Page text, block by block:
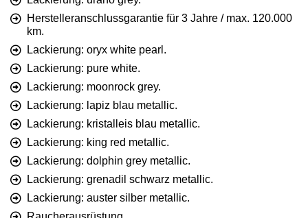
Herstelleranschlussgarantie für 3 Jahre / max. 120.000
km.
Lackierung: oryx white pearl.
Lackierung: pure white.
Lackierung: moonrock grey.
Lackierung: lapiz blau metallic.
Lackierung: kristalleis blau metallic.
Lackierung: king red metallic.
Lackierung: dolphin grey metallic.
Lackierung: grenadil schwarz metallic.
Lackierung: auster silber metallic.